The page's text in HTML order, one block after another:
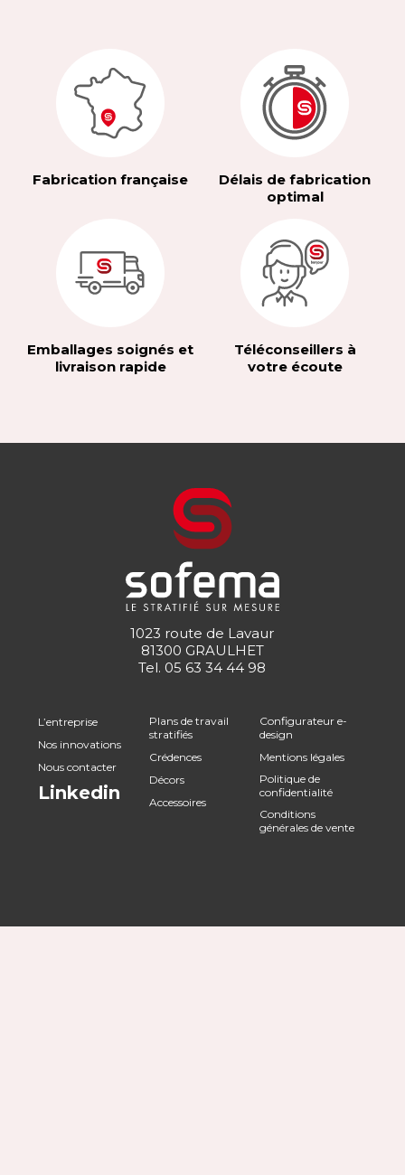
Fabrication française
Délais de fabrication
optimal
Emballages soignés et
livraison rapide
Téléconseillers à
votre écoute
1023 route de Lavaur
81300 GRAULHET
Tel. 05 63 34 44 98
L’entreprise
Nos innovations
Nous contacter
Linkedin
Plans de travail
stratifiés
Crédences
Décors
Accessoires
Configurateur e-
design
Mentions légales
Politique de
confidentialité
Conditions
générales de vente